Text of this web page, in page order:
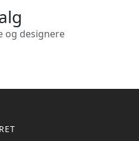
og designere